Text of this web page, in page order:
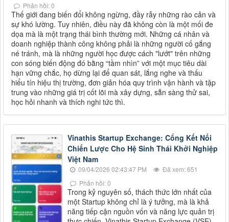
Phản hồi: 0
Thế giới đang biến đổi không ngừng, đầy rẫy những rào cản và
sự khó lường. Tuy nhiên, điều này đã không còn là một mối đe
dọa mà là một trạng thái bình thường mới. Những cá nhân và
doanh nghiệp thành công không phải là những người cố gắng
né tránh, mà là những người học được cách "lướt" trên những
con sóng biến động đó bằng “tầm nhìn” với một mục tiêu dài
hạn vững chắc, họ dừng lại để quan sát, lắng nghe và thấu
hiểu tín hiệu thị trường, đơn giản hóa quy trình vận hành và tập
trung vào những giá trị cốt lõi mà xây dựng, sẵn sàng thử sai,
học hỏi nhanh và thích nghi tức thì.
Vinathis Startup Exchange: Cổng Kết Nối
Chiến Lược Cho Hệ Sinh Thái Khởi Nghiệp
Việt Nam
09/04/2026 02:43:47 PM
Đã xem: 651
Phản hồi: 0
Trong kỷ nguyên số, thách thức lớn nhất của
một Startup không chỉ là ý tưởng, mà là khả
năng tiếp cận nguồn vốn và năng lực quản trị